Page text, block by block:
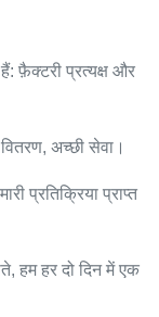
फ़ैक्टरी प्रत्यक्ष और
अच्छी सेवा।
प्रतिक्रिया प्राप्त
हम हर दो दिन में एक